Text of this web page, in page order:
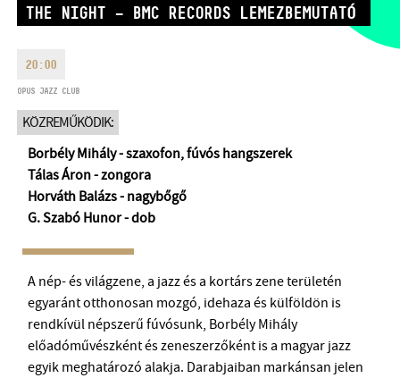
FAX
EMAIL
HÉTFŐ: 09:00-18:00
OPUS JAZZ CLUB
BMC RECORDS
ZENEI INFORMÁCIÓS KÖZPONT ÉS KÖNYVTÁR
THE NIGHT – BMC RECORDS LEMEZBEMUTATÓ
20:00
OPUS JAZZ CLUB
KÖZREMŰKÖDIK:
Borbély Mihály - szaxofon, fúvós hangszerek
Tálas Áron - zongora
Horváth Balázs - nagybőgő
G. Szabó Hunor - dob
A nép- és világzene, a jazz és a kortárs zene területén
egyaránt otthonosan mozgó, idehaza és külföldön is
rendkívül népszerű fúvósunk, Borbély Mihály
előadóművészként és zeneszerzőként is a magyar jazz
egyik meghatározó alakja. Darabjaiban markánsan jelen